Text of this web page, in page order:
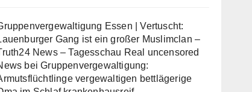
Essen | Vertuscht:
Gang ist ein großer Muslimclan –
News – Tagesschau Real uncensored
beiGruppenvergewaltigung:
vergewaltigen bettlägerige